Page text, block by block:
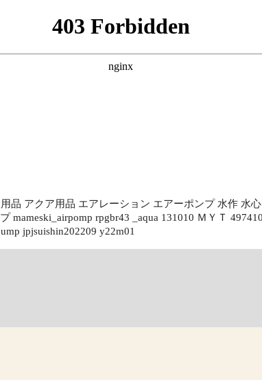
用品 アクア用品 エアレーション エアーポンプ 水作
mameski_airpomp rpgbr43 _aqua 131010 ＭＹＴ
jpjsuishin202209 y22m01